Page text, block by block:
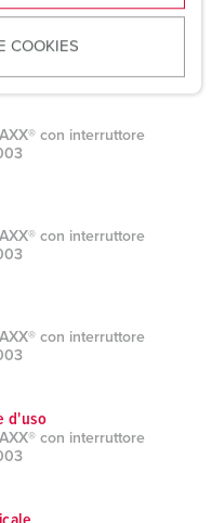
COOKIES
con interruttore
con interruttore
con interruttore
con interruttore
d'uso
con interruttore